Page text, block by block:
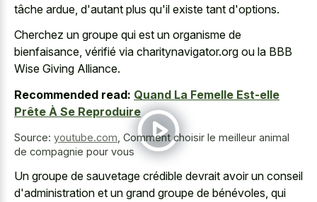
tâche ardue, d'autant plus qu'il existe tant d'options.
Cherchez un groupe qui est un organisme de
bienfaisance, vérifié via charitynavigator.org ou la BBB
Wise Giving Alliance.
Recommended read: Quand La Femelle Est-elle
Prête À Se Reproduire
Source: youtube.com Comment choisir le meilleur animal
de compagnie pour vous
Un groupe de sauvetage crédible devrait avoir un conseil
d'administration et un grand groupe de bénévoles, qui